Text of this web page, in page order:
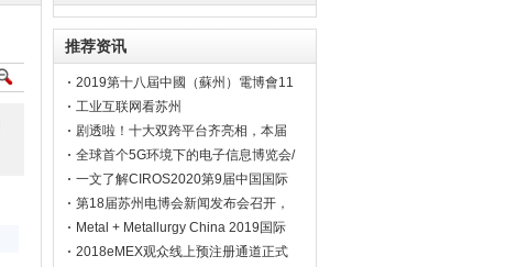
推荐资讯
2019第十八屆中國（蘇州）電博會11
月6日將登場 富士康等臺商企業踴躍
參展
工业互联网看苏州
剧透啦！十大双跨平台齐亮相，本届
电博会看点十足
全球首个5G环境下的电子信息博览会/
2019第十八届中国（苏州）电子信息
博览会
一文了解CIROS2020第9届中国国际
机器人展览会联展信息！
第18届苏州电博会新闻发布会召开，
展会精彩亮点看这篇就够了
Metal + Metallurgy China 2019国际
馆招展火热，观众预登记正式开启！
2018eMEX观众线上预注册通道正式